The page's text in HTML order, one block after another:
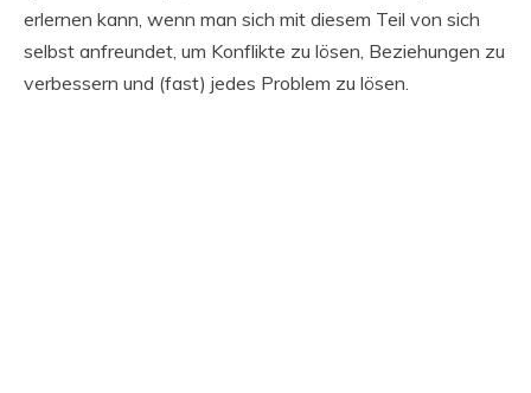
erlernen kann, wenn man sich mit diesem Teil von sich
selbst anfreundet, um Konflikte zu lösen, Beziehungen zu
verbessern und (fast) jedes Problem zu lösen.